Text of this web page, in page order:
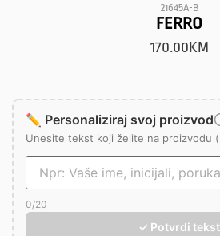
21645A-B
FERRO
170.00KM
✏️ Personaliziraj svoj proizvod
Unesite tekst koji želite na proizvodu
0/20
✓ Potvrdi tekst